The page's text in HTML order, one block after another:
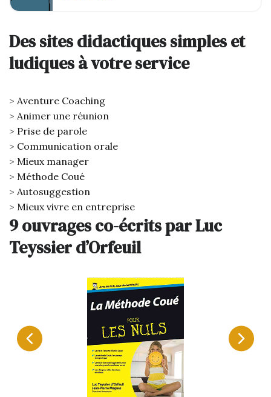
Des sites didactiques simples et
ludiques à votre service
Aventure Coaching
Animer une réunion
Prise de parole
Communication orale
Mieux manager
Méthode Coué
Autosuggestion
Mieux vivre en entreprise
9 ouvrages co-écrits par Luc
Teyssier d’Orfeuil